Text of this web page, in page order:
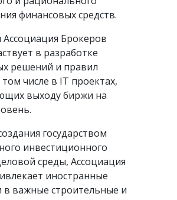
финансовых средств.
Ассоциация Брокеров
в разработке
решений и правил
числе в IT проектах,
выходу биржи на
государством
инвестиционного
среды, Ассоциация
иностранные
в важные строительные и